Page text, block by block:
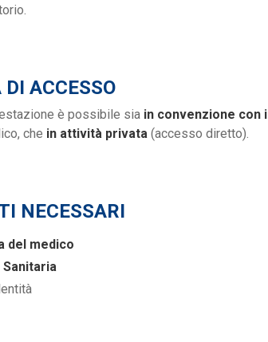
ACCESSO
è possibile sia in convenzione con
che in attività privata (accesso diretto).
NECESSARI
del medico